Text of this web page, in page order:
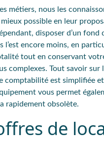
métiers, nous les
possible en leur
disposer d’un
l’est encore moins, en
tout en conservant
complexes. Tout savoir sur
comptabilité est simplifiée
vous permet
rapidement obsolète.
de